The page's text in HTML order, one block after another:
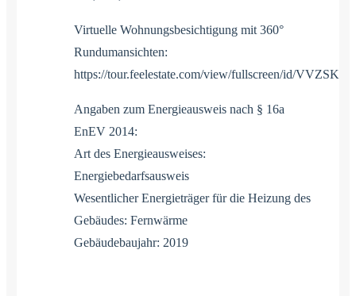
Virtuelle Wohnungsbesichtigung mit 360°
Rundumansichten:
https://tour.feelestate.com/view/fullscreen/id/VVZSK
Angaben zum Energieausweis nach § 16a
EnEV 2014:
Art des Energieausweises:
Energiebedarfsausweis
Wesentlicher Energieträger für die Heizung des
Gebäudes: Fernwärme
Gebäudebaujahr: 2019